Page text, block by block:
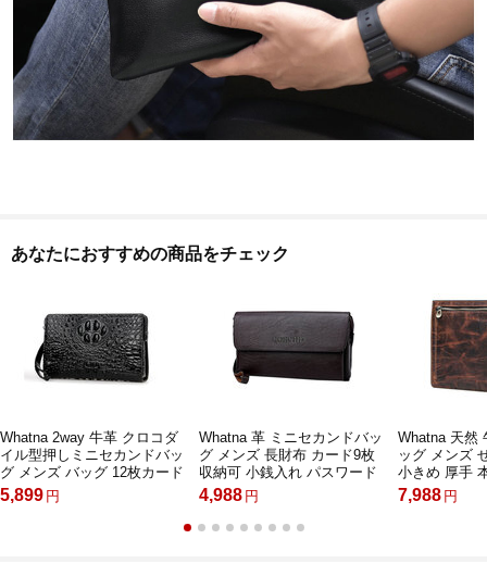
あなたにおすすめの商品をチェック
Whatna 2way 牛革 クロコダ
イル型押しミニセカンドバッ
グ メンズ バッグ 12枚カード
収納 パスワードロックボタン
盗難防止 本革 本皮 小さめ ク
5,899 円
Whatna 革 ミニセカンドバッ
グ メンズ 長財布 カード9枚
収納可 小銭入れ パスワード
ロックボタン付 盗難防止 厚
手 本革 レザー 手持ちバッグ
メンズ ポーチ 男性用 紳士用
4,988 円
Whatna 天然
ッグ メンズ
小きめ 厚手
納可 結婚式
ルフォーマ
7,988 円